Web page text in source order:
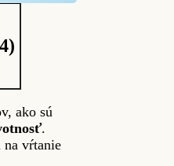
ako sú
.
vŕtanie